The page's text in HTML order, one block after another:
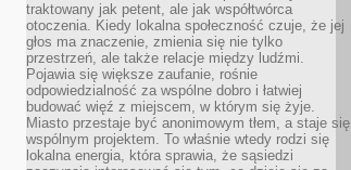
traktowany jak petent, ale jak współtwórca
otoczenia. Kiedy lokalna społeczność czuje, że jej
głos ma znaczenie, zmienia się nie tylko
przestrzeń, ale także relacje między ludźmi.
Pojawia się większe zaufanie, rośnie
odpowiedzialność za wspólne dobro i łatwiej
budować więź z miejscem, w którym się żyje.
Miasto przestaje być anonimowym tłem, a staje się
wspólnym projektem. To właśnie wtedy rodzi się
lokalna energia, która sprawia, że sąsiedzi